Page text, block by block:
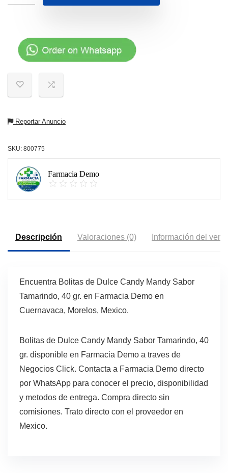
Reportar Anuncio
SKU: 800775
Farmacia Demo
Descripción Valoraciones (0) Información del
Encuentra Bolitas de Dulce Candy Mandy Sabor
Tamarindo, 40 gr. en Farmacia Demo en
Cuernavaca, Morelos, Mexico.
Bolitas de Dulce Candy Mandy Sabor Tamarindo, 40
gr. disponible en Farmacia Demo a traves de
Negocios Click. Contacta a Farmacia Demo directo
por WhatsApp para conocer el precio, disponibilidad
y metodos de entrega. Compra directo sin
comisiones. Trato directo con el proveedor en
Mexico.